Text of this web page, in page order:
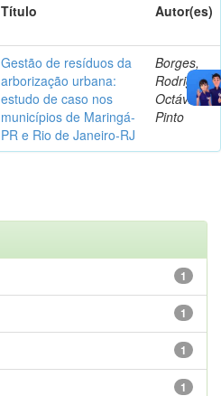
Título Autor(es)
Gestão de resíduos da
arborização urbana:
estudo de caso nos
municípios de Maringá-
PR e Rio de Janeiro-RJ
Borges,
Rodrigo
Octávio
Pinto
1
1
1
1